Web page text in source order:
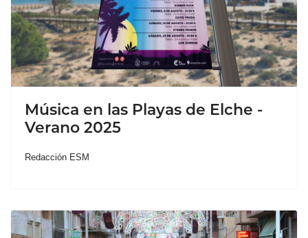
Música en las Playas de Elche -
Verano 2025
Redacción ESM